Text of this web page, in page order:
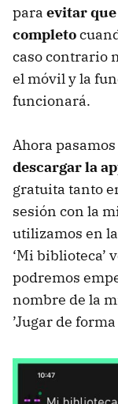
para evitar que
completo
caso contrario
el móvil y la
funcionará.
Ahora
descargar la
gratuita tanto
sesión con la
utilizamos en
‘Mi biblioteca’
podremos
nombre de la
’Jugar de